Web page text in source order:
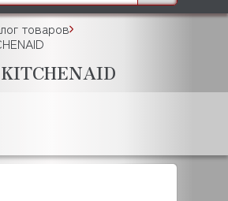
товаров